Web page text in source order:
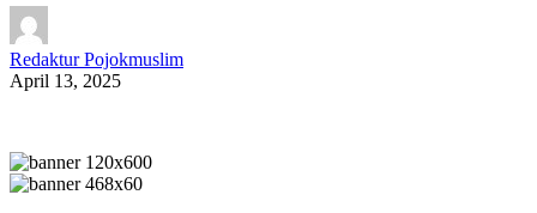
Redaktur Pojokmuslim
April 13, 2025